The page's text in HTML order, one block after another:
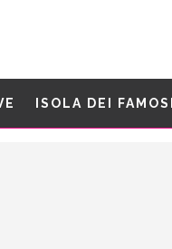
ISOLA DEI FAMOSI